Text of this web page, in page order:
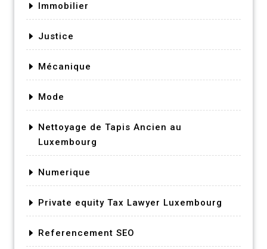
Immobilier
Justice
Mécanique
Mode
Nettoyage de Tapis Ancien au
Luxembourg
Numerique
Private equity Tax Lawyer Luxembourg
Referencement SEO